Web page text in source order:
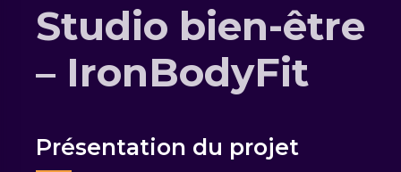
Studio bien-être
– IronBodyFit
Présentation du projet